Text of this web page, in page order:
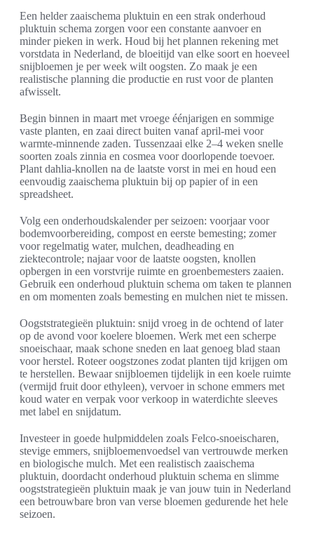
Een helder zaaischema pluktuin en een strak onderhoud
pluktuin schema zorgen voor een constante aanvoer en
minder pieken in werk. Houd bij het plannen rekening met
vorstdata in Nederland, de bloeitijd van elke soort en hoeveel
snijbloemen je per week wilt oogsten. Zo maak je een
realistische planning die productie en rust voor de planten
afwisselt.
Begin binnen in maart met vroege éénjarigen en sommige
vaste planten, en zaai direct buiten vanaf april-mei voor
warmte-minnende zaden. Tussenzaai elke 2–4 weken snelle
soorten zoals zinnia en cosmea voor doorlopende toevoer.
Plant dahlia-knollen na de laatste vorst in mei en houd een
eenvoudig zaaischema pluktuin bij op papier of in een
spreadsheet.
Volg een onderhoudskalender per seizoen: voorjaar voor
bodemvoorbereiding, compost en eerste bemesting; zomer
voor regelmatig water, mulchen, deadheading en
ziektecontrole; najaar voor de laatste oogsten, knollen
opbergen in een vorstvrije ruimte en groenbemesters zaaien.
Gebruik een onderhoud pluktuin schema om taken te plannen
en om momenten zoals bemesting en mulchen niet te missen.
Oogststrategieën pluktuin: snijd vroeg in de ochtend of later
op de avond voor koelere bloemen. Werk met een scherpe
snoeischaar, maak schone sneden en laat genoeg blad staan
voor herstel. Roteer oogstzones zodat planten tijd krijgen om
te herstellen. Bewaar snijbloemen tijdelijk in een koele ruimte
(vermijd fruit door ethyleen), vervoer in schone emmers met
koud water en verpak voor verkoop in waterdichte sleeves
met label en snijdatum.
Investeer in goede hulpmiddelen zoals Felco-snoeischaren,
stevige emmers, snijbloemenvoedsel van vertrouwde merken
en biologische mulch. Met een realistisch zaaischema
pluktuin, doordacht onderhoud pluktuin schema en slimme
oogststrategieën pluktuin maak je van jouw tuin in Nederland
een betrouwbare bron van verse bloemen gedurende het hele
seizoen.